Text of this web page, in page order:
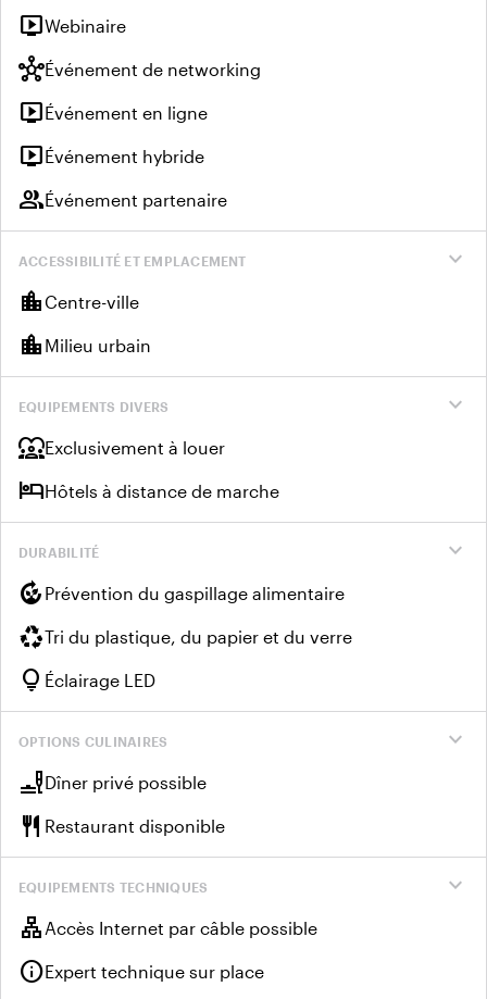
live_tvWebinaire
hubÉvénement de networking
live_tvÉvénement en ligne
live_tvÉvénement hybride
groupÉvénement partenaire
expand_more
ACCESSIBILITÉ ET EMPLACEMENT
location_cityCentre-ville
location_city Milieu urbain
expand_more
EQUIPEMENTS DIVERS
diversity_1Exclusivement à louer
hotelHôtels à distance de marche
expand_more
DURABILITÉ
compost Prévention du gaspillage alimentaire
recyclingTri du plastique, du papier et du verre
lightbulb Éclairage LED
expand_more
OPTIONS CULINAIRES
brunch_diningDîner privé possible
restaurant Restaurant disponible
expand_more
EQUIPEMENTS TECHNIQUES
lan Accès Internet par câble possible
infoExpert technique sur place